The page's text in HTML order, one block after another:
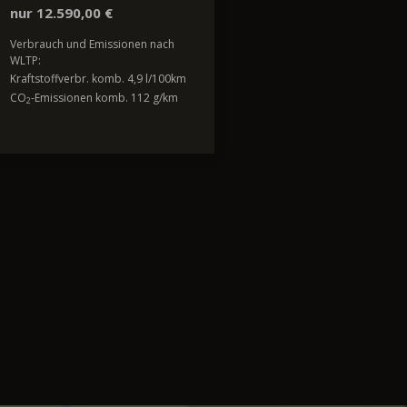
nur 12.590,00 €
Verbrauch und Emissionen nach
WLTP:
Kraftstoffverbr. komb. 4,9 l/100km
CO2-Emissionen komb. 112 g/km